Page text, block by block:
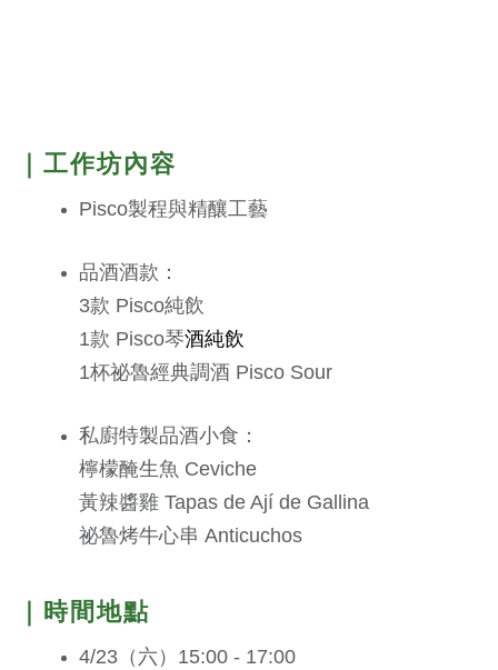
｜工作坊內容
Pisco製程與精釀工藝
品酒酒款：
3款 Pisco純飲
1款 Pisco琴酒純飲
1杯祕魯經典調酒 Pisco Sour
私廚特製品酒小食：
檸檬醃生魚 Ceviche
黃辣醬雞 Tapas de Ají de Gallina
祕魯烤牛心串 Anticuchos
｜時間地點
4/23（六）15:00 - 17:00